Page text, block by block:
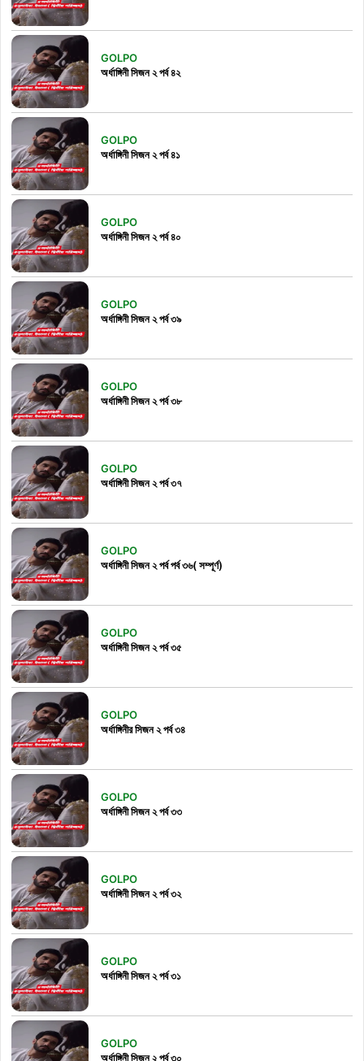
GOLPO
অর্ধাঙ্গিনী সিজন ২ পর্ব ৪২
GOLPO
অর্ধাঙ্গিনী সিজন ২ পর্ব ৪১
GOLPO
অর্ধাঙ্গিনী সিজন ২ পর্ব ৪০
GOLPO
অর্ধাঙ্গিনী সিজন ২ পর্ব ৩৯
GOLPO
অর্ধাঙ্গিনী সিজন ২ পর্ব ৩৮
GOLPO
অর্ধাঙ্গিনী সিজন ২ পর্ব ৩৭
GOLPO
অর্ধাঙ্গিনী সিজন ২ পর্ব পর্ব ৩৬( সম্পূর্ণ)
GOLPO
অর্ধাঙ্গিনী সিজন ২ পর্ব ৩৫
GOLPO
অর্ধাঙ্গিনীর সিজন ২ পর্ব ৩৪
GOLPO
অর্ধাঙ্গিনী সিজন ২ পর্ব ৩৩
GOLPO
অর্ধাঙ্গিনী সিজন ২ পর্ব ৩২
GOLPO
অর্ধাঙ্গিনী সিজন ২ পর্ব ৩১
GOLPO
অর্ধাঙ্গিনী সিজন ২ পর্ব ৩০